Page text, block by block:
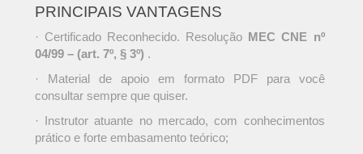
PRINCIPAIS VANTAGENS
· Certificado Reconhecido. Resolução MEC CNE nº
04/99 – (art. 7º, § 3º) .
· Material de apoio em formato PDF para você
consultar sempre que quiser.
· Instrutor atuante no mercado, com conhecimentos
prático e forte embasamento teórico;